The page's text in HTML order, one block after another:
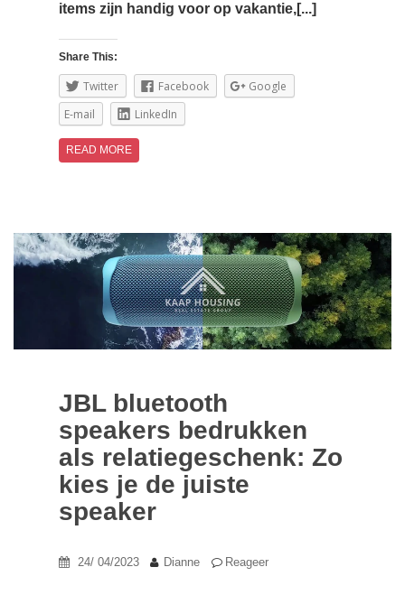
items zijn handig voor op vakantie,[...]
Share This:
Twitter Facebook
Google
E-mail
LinkedIn
READ MORE
JBL bluetooth
speakers bedrukken
als relatiegeschenk: Zo
kies je de juiste
speaker
24/ 04/2023 Dianne Reageer